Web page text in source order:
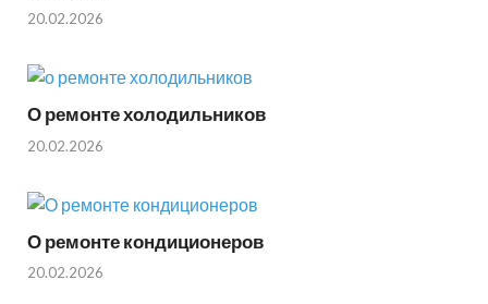
20.02.2026
О ремонте холодильников
20.02.2026
О ремонте кондиционеров
20.02.2026